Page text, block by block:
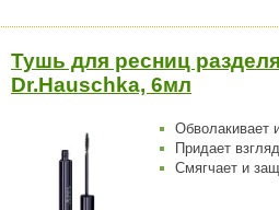
Тушь для ресниц
Dr.Hauschka, 6мл
Обволакивает
Придает
Смягчает и